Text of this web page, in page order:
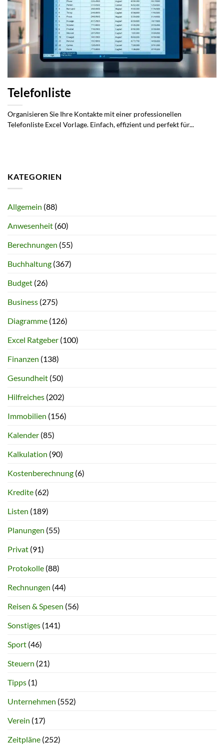
Telefonliste
Organisieren Sie Ihre Kontakte mit einer professionellen
Telefonliste Excel Vorlage. Einfach, effizient und perfekt für...
KATEGORIEN
Allgemein (88)
Anwesenheit (60)
Berechnungen (55)
Buchhaltung (367)
Budget (26)
Business (275)
Diagramme (126)
Excel Ratgeber (100)
Finanzen (138)
Gesundheit (50)
Hilfreiches (202)
Immobilien (156)
Kalender (85)
Kalkulation (90)
Kostenberechnung (6)
Kredite (62)
Listen (189)
Planungen (55)
Privat (91)
Protokolle (88)
Rechnungen (44)
Reisen & Spesen (56)
Sonstiges (141)
Sport (46)
Steuern (21)
Tipps (1)
Unternehmen (552)
Verein (17)
Zeitpläne (252)